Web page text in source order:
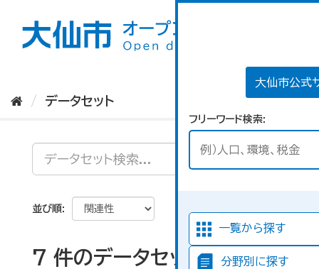
大仙市公式
フリーワード検索
一覧から探す
分野別に探す
データセット
並び順
7 件のデータセットが見つか